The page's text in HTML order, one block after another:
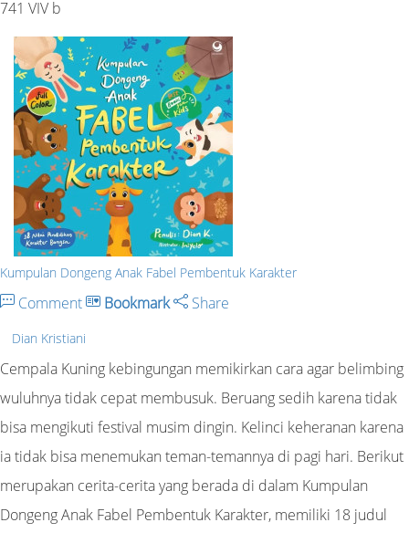
741 VIV b
Kumpulan Dongeng Anak Fabel Pembentuk Karakter
Comment Bookmark Share
Dian Kristiani
Cempala Kuning kebingungan memikirkan cara agar belimbing
wuluhnya tidak cepat membusuk. Beruang sedih karena tidak
bisa mengikuti festival musim dingin. Kelinci keheranan karena
ia tidak bisa menemukan teman-temannya di pagi hari. Berikut
merupakan cerita-cerita yang berada di dalam Kumpulan
Dongeng Anak Fabel Pembentuk Karakter, memiliki 18 judul